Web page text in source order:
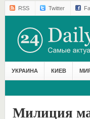
RSS Twitter
УКРАИНА КИЕВ
Милиция